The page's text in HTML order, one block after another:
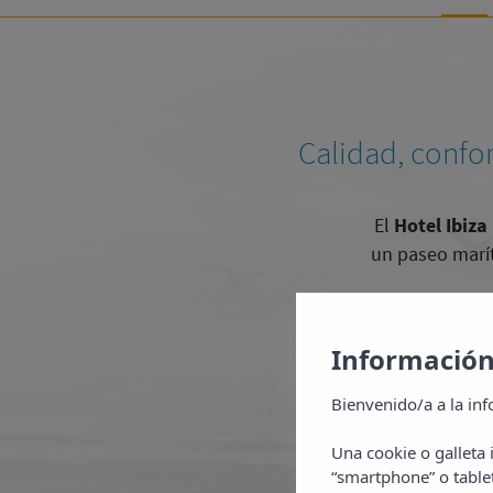
Calidad,
El Hotel Ibiza
un paseo
vistas al mar y
Regálate
Bienvenido/a a la
Una cookie o
“smartphone” o